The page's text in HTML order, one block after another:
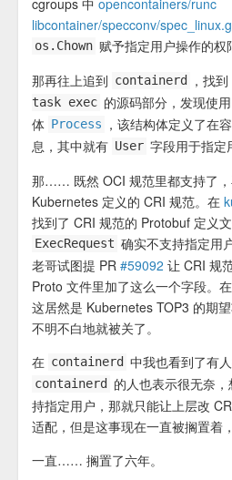
libcontainer/specconv/
os.Chown 赋予指定用户操作的权
那再往上追到 containerd ，找到
task exec 的源码部分，发现使
体 Process
，该结构体定义了在
息，其中就有 User 字段用于指定
那…… 既然 OCI 规范里都支持了，
Kubernetes 定义的 CRI 规范。在
找到了 CRI 规范的 Protobuf 定义
ExecRequest 确实不支持指定
老哥试图提 PR #59092 让 CRI 规
Proto 文件里加了这么一个字段。
这居然是 Kubernetes TOP3 的期
不明不白地就被关了。
在 containerd 中我也看到了有
containerd 的人也表示很无奈，
持指定用户，那就只能让上层改
适配，但是这事现在一直被搁置着
一直…… 搁置了六年。